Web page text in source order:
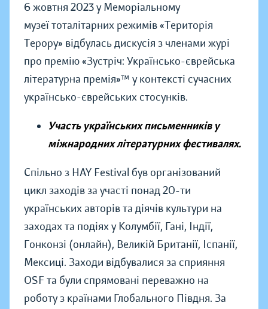
6 жовтня 2023 у Меморіальному
музеї тоталітарних режимів «Територія
Терору» відбулась дискусія з членами журі
про премію «Зустріч: Українсько-єврейська
літературна премія»™ у контексті сучасних
українсько-єврейських стосунків.
Участь українських письменників у
міжнародних літературних фестивалях.
Спільно з HAY Festival був організований
цикл заходів за участі понад 20-ти
українських авторів та діячів культури на
заходах та подіях у Колумбії, Гані, Індії,
Гонконзі (онлайн), Великій Британії, Іспанії,
Мексиці. Заходи відбувалися за сприяння
OSF та були спрямовані переважно на
роботу з країнами Глобального Півдня. За